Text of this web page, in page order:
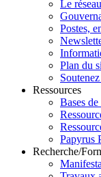
Le
Postes,
Plan du
Ressources
Bases
Papyrus
Recherche/